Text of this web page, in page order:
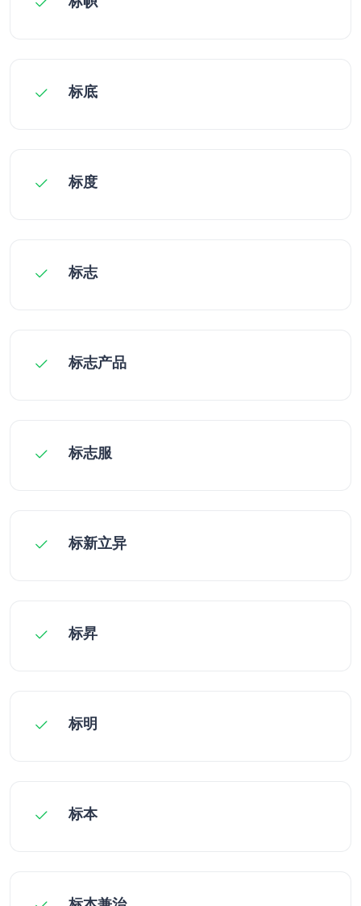
标底
标度
标志
标志产品
标志服
标新立异
标昇
标明
标本